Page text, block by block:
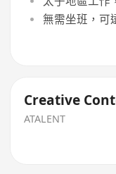
無需坐班，可
Creative
ATALENT